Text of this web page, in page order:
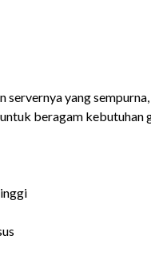
servernya yang
beragam kebutuhan